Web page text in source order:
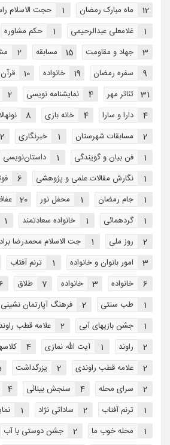
ماه مبارک رمضان 12 حجت الاسلام 1
غلامعلی عبدالرحیمی 1 حکم مشاوره 1
جهاد و مقاومت 3 مسابقه 15
2
سفره رمضان 9 خانواده 19 قرآن 10
تئاتر مهر 31 نمایشنامه نویسی 4
2
دارا و سارا 4 خانه بازی 4
8
مسابقات شهرستان 2 خبرنگاری 1
2
فن بیان و گویندگی 1 داستان‌نویسی 1
نگارش مقالات علمی و پژوهشی 1
6
جام رمضان 1 محفل نور 1
20
گردهمائی 1 خانواده سعادتمند 1
1
روز ملی 2 جت الاسلام محمدرضا 1
امور بانوان و خانواده 3 ترنم آفتاب 1
خانواده 6 خانواده 3 طلاق 7
طب سنتی 1 فرهنگ آپارتمان نشینی 2
جشن بازیهای آبی 1 علامه قطب 2
راوند 2 آیت الله نمازی 1
4
علامه قطب راوندی 2 یزرگداشت 2
سرای محله 2 سنجش بینائی 4
4
ترنم آفتاب 1 ساداتی نژاد 2
1
محله خوب ما 1 جشن دوستی با آب 2